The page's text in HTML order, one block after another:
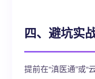
四、避坑实
提前在“滇医通”或